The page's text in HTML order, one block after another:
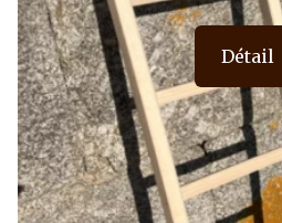
Détail